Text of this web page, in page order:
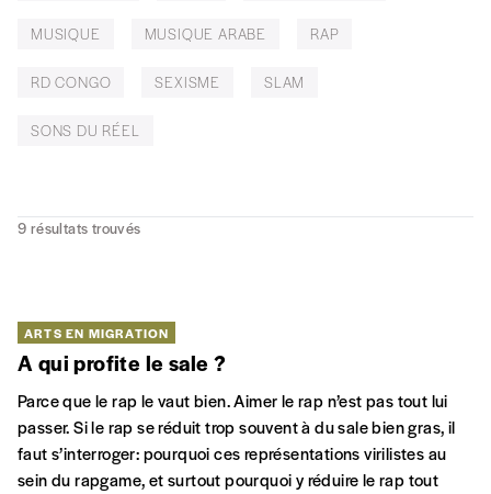
MUSIQUE MUSIQUE ARABE RAP
RD CONGO SEXISME SLAM
SONS DU RÉEL
9 résultats trouvés